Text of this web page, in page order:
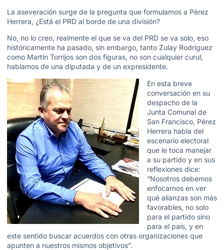
La aseveración surge de la pregunta que formulamos a Pérez
Herrera, ¿Está el PRD al borde de una división?
No, no lo creo, realmente el que se va del PRD se va solo, eso
históricamente ha pasado, sin embargo, tanto Zulay Rodríguez
como Martín Torrijos son dos figuras, no son cualquier curul,
hablamos de una diputada y de un expresidente.
En esta breve
conversación en su
despacho de la
Junta Comunal de
San Francisco, Pérez
Herrera habla del
escenario electoral
que le toca manejar
a su partido y en sus
reflexiones dice:
“Nosotros debemos
enfocarnos en ver
qué alianzas son más
favorables, no solo
para el partido sino
para el país, y en
este sentido buscar acuerdos con otras organizaciones que
apunten a nuestros mismos objetivos”.